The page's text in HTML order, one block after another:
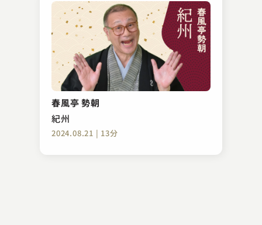
春風亭 勢朝
紀州
2024.08.21 | 13分
入船亭 扇蔵
子ほめ
2023.03.12 | 14分